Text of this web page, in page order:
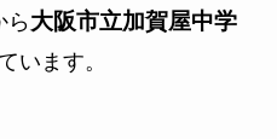
ら大阪市立加賀屋中学
います。